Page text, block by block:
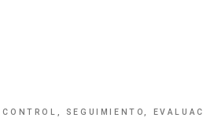
SEGUIMIENTO,